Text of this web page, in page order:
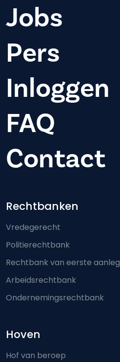
Jobs
Pers
Inloggen
FAQ
Contact
Footer-menu
Rechtbanken
Vredegerecht
Politierechtbank
Rechtbank van eerste aanleg
Arbeidsrechtbank
Ondernemingsrechtbank
Hoven
Hof van beroep